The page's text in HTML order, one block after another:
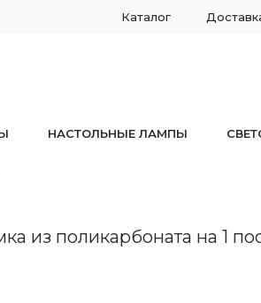
Каталог
НАСТОЛЬНЫЕ ЛАМПЫ
из поликарбоната на 1